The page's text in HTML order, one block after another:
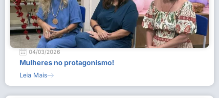
04/03/2026
Mulheres no protagonismo!
Leia Mais